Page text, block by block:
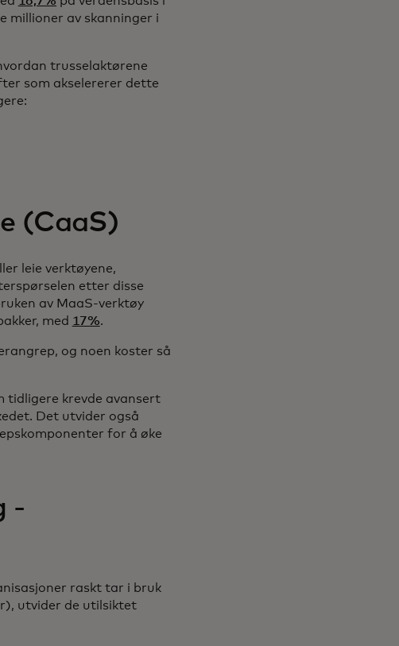
millioner av skanninger i
trusselaktørene
som akselererer dette
(CaaS)
leie verktøyene,
etter disse
av MaaS-verktøy
med 17%.
og noen koster så
tidligere krevde avansert
Det utvider også
for å øke
-
raskt tar i bruk
utvider de utilsiktet